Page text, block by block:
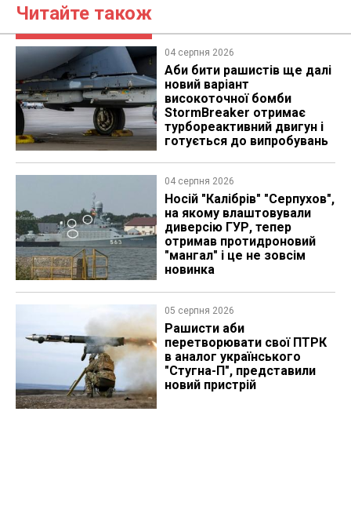
Читайте також
04 серпня 2026
Аби бити рашистів ще далі
новий варіант
високоточної бомби
StormBreaker отримає
турбореактивний двигун і
готується до випробувань
04 серпня 2026
Носій "Калібрів" "Серпухов",
на якому влаштовували
диверсію ГУР, тепер
отримав протидроновий
"мангал" і це не зовсім
новинка
05 серпня 2026
Рашисти аби
перетворювати свої ПТРК
в аналог українського
"Стугна-П", представили
новий пристрій